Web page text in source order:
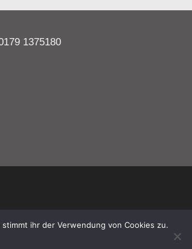
1375180
ihr der Verwendung von Cookies zu.